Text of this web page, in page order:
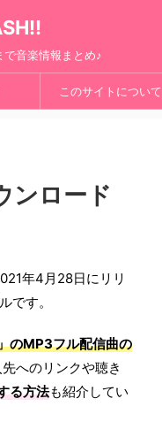
音楽情報まとめ♪
このサイトについて
ンロード
年4月28日にリリ
です。
のMP3フル配信曲の
へのリンクや聴き
る方法も紹介してい